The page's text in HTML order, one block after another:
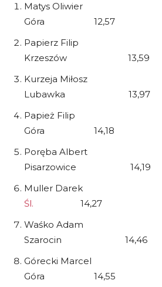
Matys Oliwier SP
Góra 12,57
Papierz Filip
Krzeszów 13,59
Kurzeja Miłosz
Lubawka 13,97
Papież Filip SP
Góra 14,18
Poręba Albert
Pisarzowice 14,19
Muller
Śl. 14,27
Waśko Adam
Szarocin 14,46
Górecki Marcel
Góra 14,55